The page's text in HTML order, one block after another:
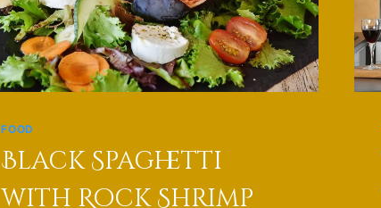
FOOD
Black Spaghetti
with Rock Shrimp